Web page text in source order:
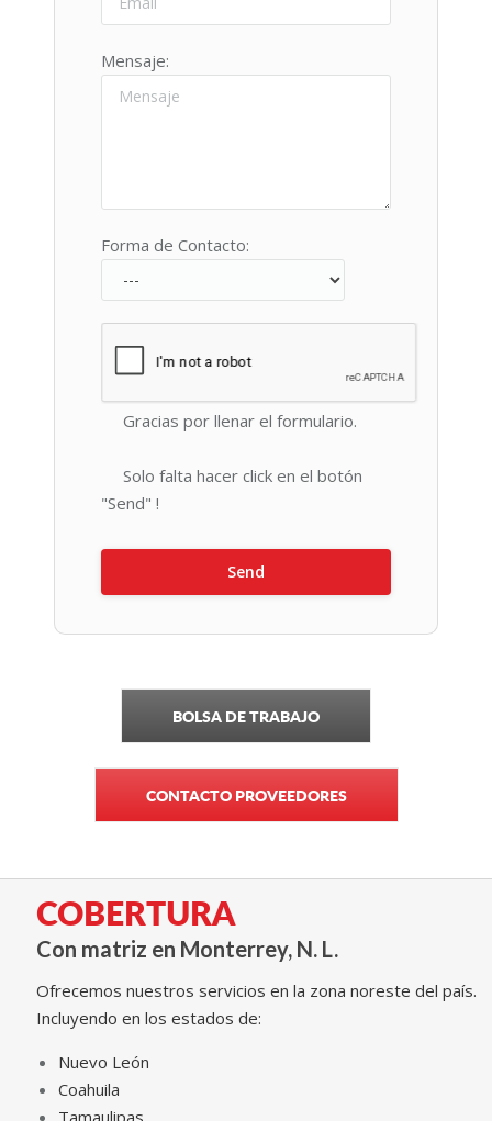
Mensaje:
Forma de Contacto:
Gracias por llenar el formulario.
Solo falta hacer click en el botón
"Send" !
BOLSA DE TRABAJO
CONTACTO PROVEEDORES
COBERTURA
Con matriz en Monterrey, N. L.
Ofrecemos nuestros servicios en la zona noreste del país.
Incluyendo en los estados de:
Nuevo León
Coahuila